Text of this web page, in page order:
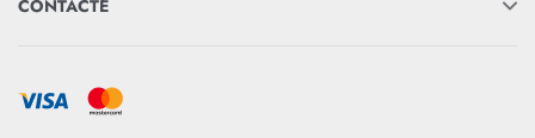
CONTACTE